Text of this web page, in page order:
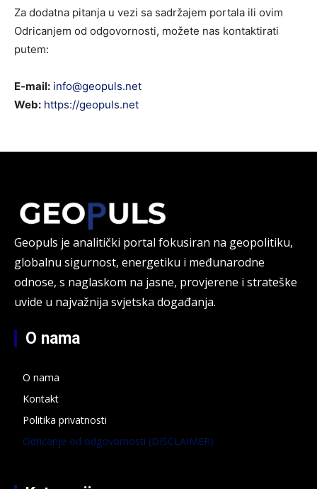
Za dodatna pitanja u vezi sa sadržajem portala ili ovim
Odricanjem od odgovornosti, možete nas kontaktirati
putem:
E-mail: info@geopuls.net
Web: https://geopuls.net
Geopuls je analitički portal fokusiran na geopolitiku,
globalnu sigurnost, energetiku i međunarodne
odnose, s naglaskom na jasne, provjerene i strateške
uvide u najvažnija svjetska događanja.
O nama
O nama
Kontakt
Politika privatnosti
Odricanje od odgovornosti (DISCLAIMER)